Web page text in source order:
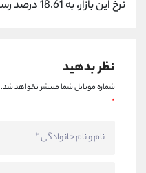
نرخ این بازار، به 18.61 درصد رسید.
نظر بدهید
شماره موبایل شما منتشر نخواهد شد.
*
کانال بله